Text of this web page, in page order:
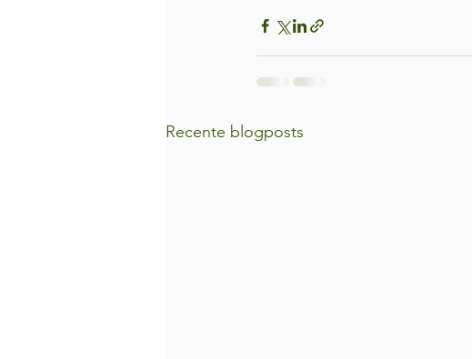
Recente blogposts